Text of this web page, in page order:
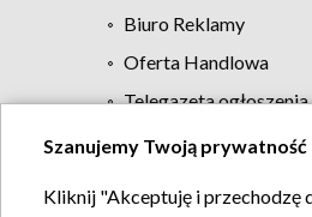
Biuro Reklamy
Oferta Handlowa
Telegazeta ogłoszenia
Szanujemy Twoją prywatność
Kliknij "Akceptuję i przechodzę